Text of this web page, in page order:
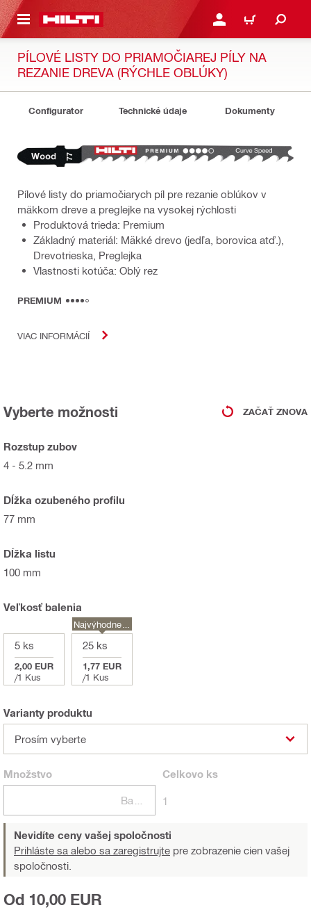
HLAVNÝ OBSAH PRIHLÁSIŤ ALEBO
KOŠÍK
PÍLOVÉ LISTY DO PRIAMOČIAREJ PÍLY NA
REZANIE DREVA (RÝCHLE OBLÚKY)
Configurator Technické údaje Dokumenty
Pílové listy do priamočiarych píl pre rezanie oblúkov v
mäkkom dreve a preglejke na vysokej rýchlosti
Produktová trieda: Premium
Základný materiál: Mäkké drevo (jedľa, borovica atď.),
Drevotrieska, Preglejka
Vlastnosti kotúča: Oblý rez
PREMIUM
VIAC INFORMÁCIÍ
Vyberte možnosti ZAČAŤ ZNOVA
Rozstup zubov
4 - 5.2 mm
Dĺžka ozubeného profilu
77 mm
Dĺžka listu
100 mm
Veľkosť balenia
5 ks
2,00 EUR
/1 Kus
25 ks
1,77 EUR
/1 Kus
Najvýhodnejši
e
Varianty produktu
Prosím vyberte
Množstvo Celkovo ks
1
Nevidíte ceny vašej spoločnosti
Prihláste sa alebo sa zaregistrujte pre zobrazenie cien vašej
spoločnosti.
Od 10,00 EUR